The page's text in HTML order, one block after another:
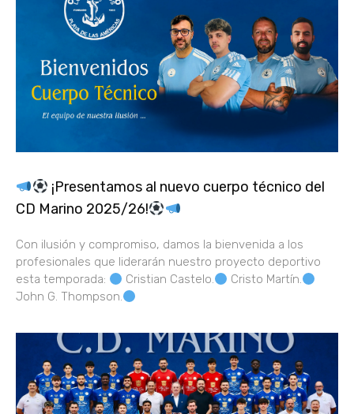
¡Presentamos al nuevo cuerpo técnico del
CD Marino 2025/26!
Con ilusión y compromiso, damos la bienvenida a los
profesionales que liderarán nuestro proyecto deportivo
esta temporada:
Cristian Castelo.
Cristo Martín.
John G. Thompson.